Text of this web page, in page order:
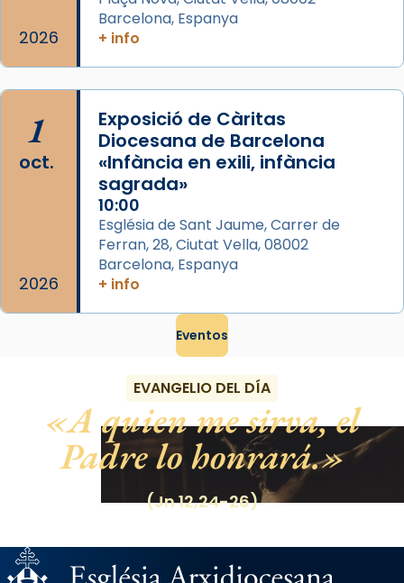
2026
Barcelona, Espanya
+ info
1
oct.
2026
Exposició de Càritas
Diocesana de Barcelona
«Infància en exili, infància
sagrada»
10:00
Església de Sant Jaume, Carrer de
Ferran, 28, Ciutat Vella, 08002
Barcelona, Espanya
+ info
Eventos
EVANGELIO DEL DÍA
A quien me sirva, el
Padre lo honrará.
(Jn 12,24-26)